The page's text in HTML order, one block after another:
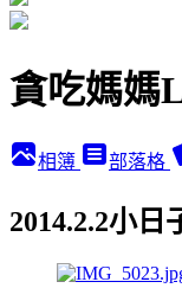
貪吃媽媽
相簿 部落格
2014.2.2小日